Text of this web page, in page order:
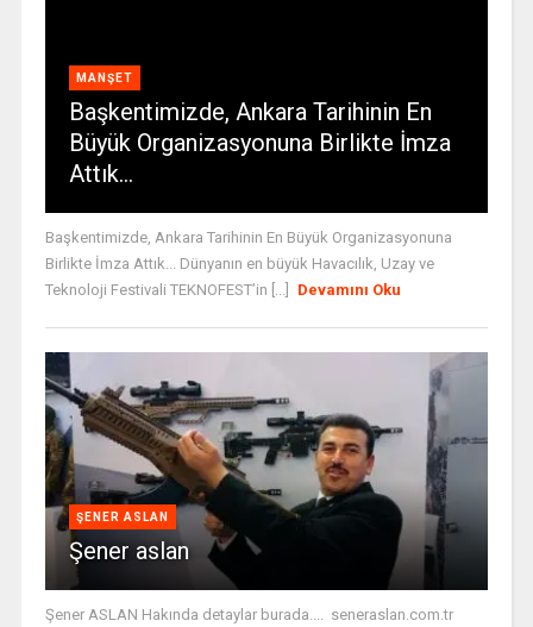
MANŞET
Başkentimizde, Ankara Tarihinin En
Büyük Organizasyonuna Birlikte İmza
Attık…
Başkentimizde, Ankara Tarihinin En Büyük Organizasyonuna
Birlikte İmza Attık... Dünyanın en büyük Havacılık, Uzay ve
Teknoloji Festivali TEKNOFEST’in [...]
Devamını Oku
ŞENER ASLAN
Şener aslan
Şener ASLAN Hakında detaylar burada.... seneraslan.com.tr